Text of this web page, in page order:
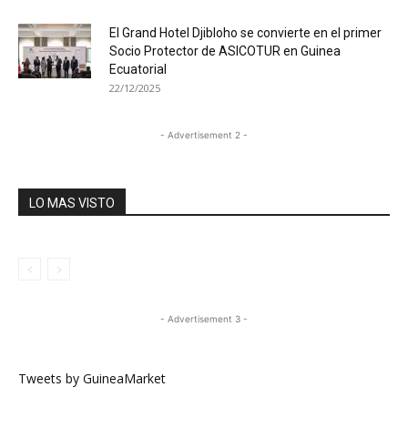
El Grand Hotel Djibloho se convierte en el primer
Socio Protector de ASICOTUR en Guinea
Ecuatorial
22/12/2025
- Advertisement 2 -
LO MAS VISTO
- Advertisement 3 -
Tweets by GuineaMarket